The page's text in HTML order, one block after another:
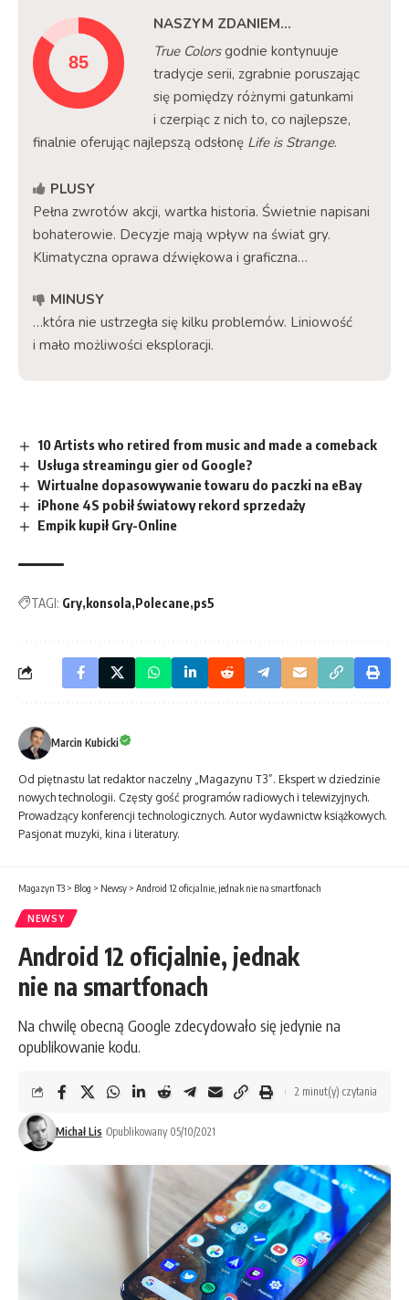
NASZYM ZDANIEM...
True Colorsgodnie kontynuuje
tradycje serii, zgrabnie poruszając
się pomiędzy różnymi gatunkami
i czerpiąc z nich to, co najlepsze,
finalnie oferując najlepszą odsłonę Life is Strange.
PLUSY
Pełna zwrotów akcji, wartka historia. Świetnie napisani
bohaterowie. Decyzje mają wpływ na świat gry.
Klimatyczna oprawa dźwiękowa i graficzna…
MINUSY
…która nie ustrzegła się kilku problemów. Liniowość
i mało możliwości eksploracji.
10 Artists who retired from music and made a comeback
Usługa streamingu gier od Google?
Wirtualne dopasowywanie towaru do paczki na eBay
iPhone 4S pobił światowy rekord sprzedaży
Empik kupił Gry-Online
TAGI: Gry konsola Polecane ps5
Marcin Kubicki
Od piętnastu lat redaktor naczelny „Magazynu T3”. Ekspert w dziedzinie
nowych technologii. Częsty gość programów radiowych i telewizyjnych.
Prowadzący konferencji technologicznych. Autor wydawnictw książkowych.
Pasjonat muzyki, kina i literatury.
Magazyn T3 > Blog > Newsy > Android 12 oficjalnie, jednak nie na smartfonach
NEWSY
Android 12 oficjalnie, jednak
nie na smartfonach
Na chwilę obecną Google zdecydowało się jedynie na
opublikowanie kodu.
Michał Lis Opublikowany 05/10/2021
2 minut(y) czytania